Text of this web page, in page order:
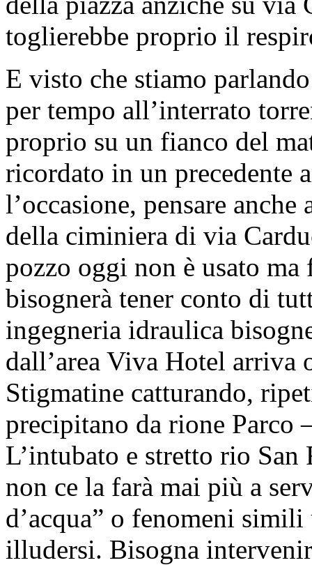
toglierebbe proprio il
E visto che stiamo
per tempo all’interrato
proprio su un fianco del
ricordato in un precedente
l’occasione, pensare
della ciminiera di via
pozzo oggi non è usato ma
bisognerà tener conto di
ingegneria idraulica
dall’area Viva Hotel
Stigmatine catturando,
precipitano da rione Parco
L’intubato e stretto rio
non ce la farà mai più a
d’acqua” o fenomeni
illudersi. Bisogna